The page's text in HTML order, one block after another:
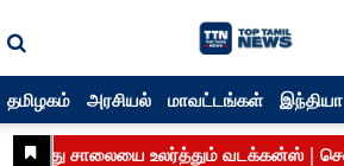
தமிழகம் அரசியல் மாவட்டங்கள் இந்தியா